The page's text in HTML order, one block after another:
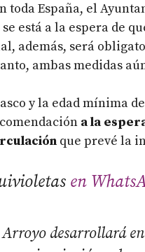
toda España, el
está a la espera de
además, será
ambas medidas
y la edad mínima
a la
que prevé la
en
desarrollará